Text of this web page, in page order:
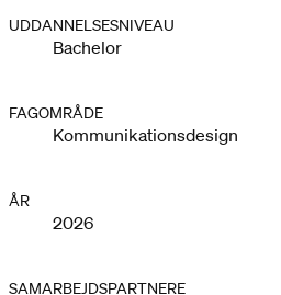
UDDANNELSESNIVEAU
Bachelor
FAGOMRÅDE
Kommunikationsdesign
ÅR
2026
SAMARBEJDSPARTNERE